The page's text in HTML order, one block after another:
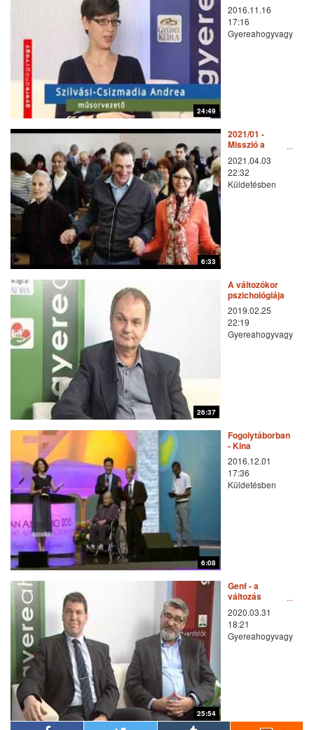
24:49
Budapest-
Rákoscsaba
2016.11.16
17:16
Gyereahogyvagy
6:33
2021/01 -
Misszió a
középpontban:
1. Január:
Misszió
Eurázsiában
2021.04.03
22:32
Küldetésben
26:37
A változókor
pszichológiája
2019.02.25
22:19
Gyereahogyvagy
6:08
Fogolytáborban
- Kina
2016.12.01
17:36
Küldetésben
25:54
Genf - a
változás
veszélyei
2020.03.31
18:21
Gyereahogyvagy